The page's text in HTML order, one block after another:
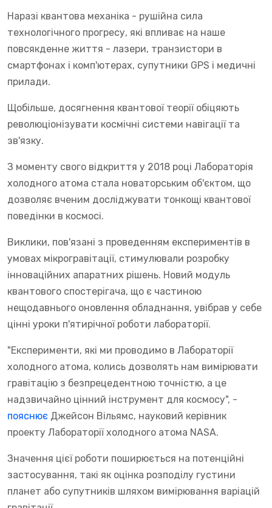
Наразі квантова механіка - рушійна сила
технологічного прогресу, які впливає на наше
повсякденне життя - лазери, транзистори в
смартфонах і комп'ютерах, супутники GPS і медичні
прилади.
Щобільше, досягнення квантової теорії обіцяють
революціонізувати космічні системи навігації та
зв'язку.
З моменту свого відкриття у 2018 році Лабораторія
холодного атома стала новаторським об'єктом, що
дозволяє вченим досліджувати тонкощі квантової
поведінки в космосі.
Виклики, пов'язані з проведенням експериментів в
умовах мікрогравітації, стимулювали розробку
інноваційних апаратних рішень. Новий модуль
квантового спостерігача, що є частиною
нещодавнього оновлення обладнання, увібрав у себе
цінні уроки п'ятирічної роботи лабораторії.
"Експерименти, які ми проводимо в Лабораторії
холодного атома, колись дозволять нам вимірювати
гравітацію з безпрецедентною точністю, а це
надзвичайно цінний інструмент для космосу", -
пояснює Джейсон Вільямс, науковий керівник
проекту Лабораторії холодного атома NASA.
Значення цієї роботи поширюється на потенційні
застосування, такі як оцінка розподілу густини
планет або супутників шляхом вимірювання варіацій